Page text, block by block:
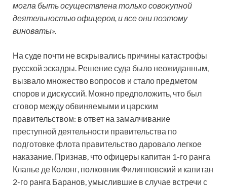
могла быть осуществлена только совокупной
деятельностью офицеров, и все они поэтому
виноваты».
На суде почти не вскрывались причины катастрофы
русской эскадры. Решение суда было неожиданным,
вызвало множество вопросов и стало предметом
споров и дискуссий. Можно предположить, что был
сговор между обвиняемыми и царским
правительством: в ответ на замалчивание
преступной деятельности правительства по
подготовке флота правительство даровало легкое
наказание. Признав, что офицеры капитан 1-го ранга
Клапье де Колонг, полковник Филипповский и капитан
2-го ранга Баранов, умыслившие в случае встречи с